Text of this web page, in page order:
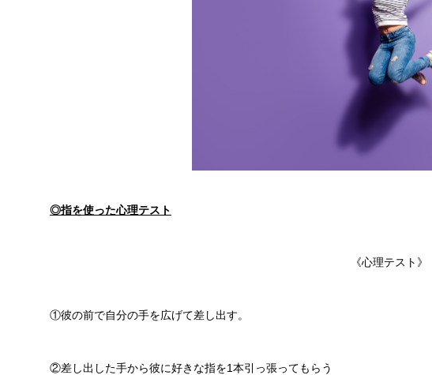
◎指を使った心理テスト
《心理テスト》
①彼の前で自分の手を広げて差し出す。
②差し出した手から彼に好きな指を1本引っ張ってもらう